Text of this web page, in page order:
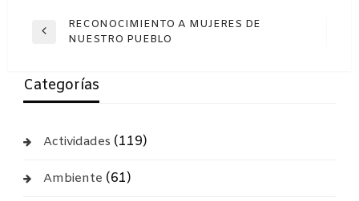
Navegación
Entrada
RECONOCIMIENTO A MUJERES DE
NUESTRO PUEBLO
Categorías
Actividades (119)
Ambiente (61)